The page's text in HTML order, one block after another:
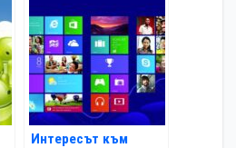
Интересът към